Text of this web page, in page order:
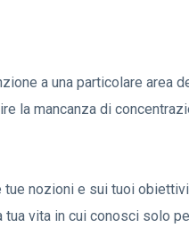
a una particolare area
la mancanza di
nozioni e sui tuoi
vita in cui conosci solo